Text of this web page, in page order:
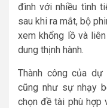
đình với nhiều tình
sau khi ra mắt, bộ
xem khổng lồ và
dung thịnh hành.
Thành công của dự
cũng như sự nhạy
chọn đề tài phù hợp